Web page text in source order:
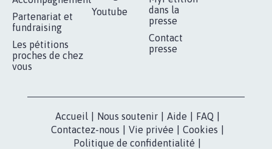
Partenariat et
fundraising
Les pétitions
proches de chez
vous
Youtube
dans la
presse
Contact
presse
Accueil Nous soutenir Aide FAQ
Contactez-nous
Vie privée Cookies
Politique de confidentialité